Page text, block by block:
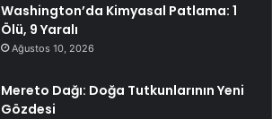
Washington’da Kimyasal Patlama: 1
Ölü, 9 Yaralı
Ağustos 10, 2026
Mereto Dağı: Doğa Tutkunlarının Yeni
Gözdesi